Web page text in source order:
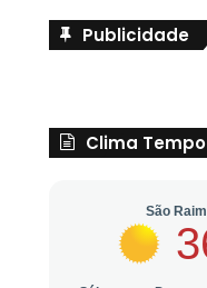
Publicidade
Clima Tempo